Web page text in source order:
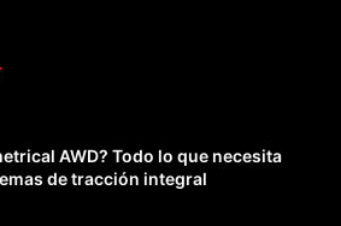
AWD? Todo lo que necesita
de tracción integral